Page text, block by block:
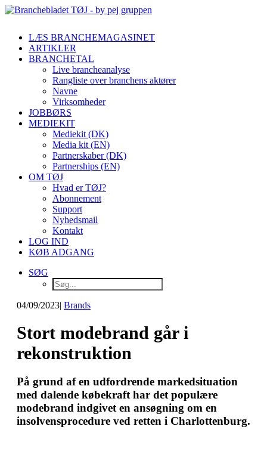
LÆS BRANCHEMAGASINET
ARTIKLER
BRANCHETAL
Live brancheanalyse
Rangliste over branchens aktører
Navne
Virksomheder
JOBBØRS
MEDIEKIT
Mediekit (DK)
Media kit (EN)
Partnerskaber (DK)
Partnerships (EN)
OM TØJ
Hvad er TØJ?
Abonnement
Support
Nyhedsmail
Kontakt
LOG IND
KØB ADGANG
SØG
04/09/2023| Brands
Stort modebrand går i
rekonstruktion
På grund af en udfordrende markedsituation
med dalende købekraft har det populære
modebrand indgivet en ansøgning om en
insolvensprocedure ved retten i Charlottenburg.